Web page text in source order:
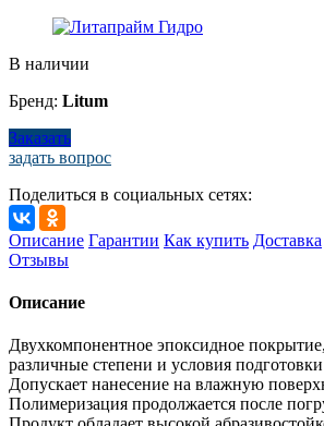
В наличии
Бренд: Litum
Заказать
задать вопрос
Поделиться в социальных сетях:
Описание Гарантии Как купить Доставка
Отзывы
Описание
Двухкомпонентное эпоксидное
различные степени и условия
Допускает нанесение на влажную
Полимеризация продолжается после